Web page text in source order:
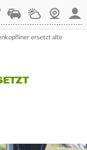
StaupilotWetterWebcam
ersetzt alte